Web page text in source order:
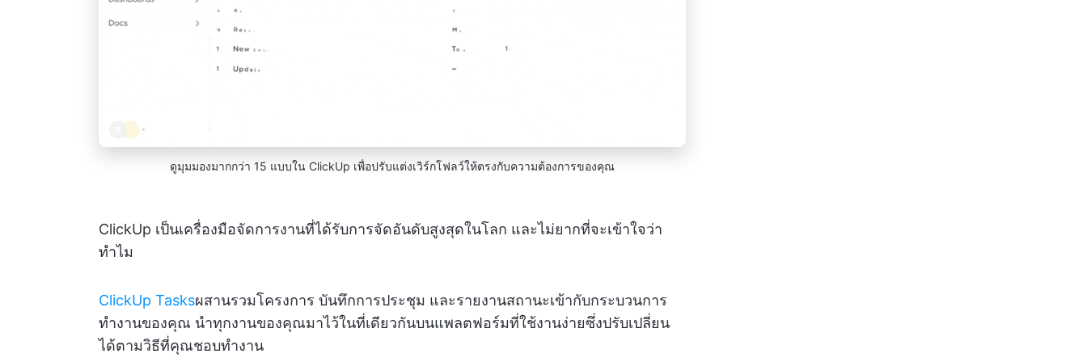
ดูมุมมองมากกว่า 15 แบบใน ClickUp เพื่อปรับแต่งเวิร์กโฟลว์ให้ตรงกับความต้องการของคุณ
ClickUp เป็นเครื่องมือจัดการงานที่ได้รับการจัดอันดับสูงสุดในโลก และไม่ยากที่จะเข้าใจว่า
ทำไม
ClickUp Tasksผสานรวมโครงการ บันทึกการประชุม และรายงานสถานะเข้ากับกระบวนการ
ทำงานของคุณ นำทุกงานของคุณมาไว้ในที่เดียวกันบนแพลตฟอร์มที่ใช้งานง่ายซึ่งปรับเปลี่ยน
ได้ตามวิธีที่คุณชอบทำงาน